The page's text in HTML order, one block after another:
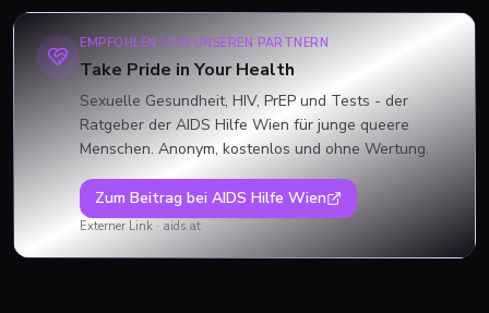
EMPFOHLEN VON UNSEREN PARTNERN
Take Pride in Your Health
Sexuelle Gesundheit, HIV, PrEP und Tests - der
Ratgeber der AIDS Hilfe Wien für junge queere
Menschen. Anonym, kostenlos und ohne Wertung.
Zum Beitrag bei AIDS Hilfe Wien
Externer Link · aids.at